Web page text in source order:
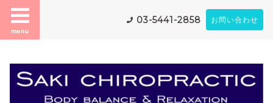
menu
03-5441-2858 お問い合わせ